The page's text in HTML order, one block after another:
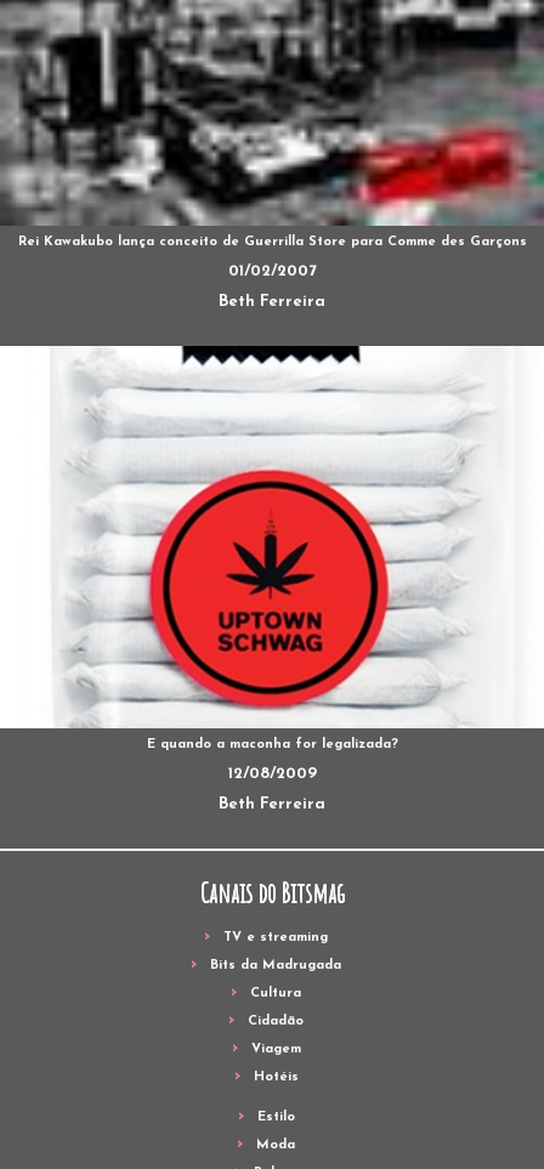
Rei Kawakubo lança conceito de Guerrilla Store para Comme des Garçons
01/02/2007
Beth Ferreira
E quando a maconha for legalizada?
12/08/2009
Beth Ferreira
Canais do Bitsmag
TV e streaming
Bits da Madrugada
Cultura
Cidadão
Viagem
Hotéis
Estilo
Moda